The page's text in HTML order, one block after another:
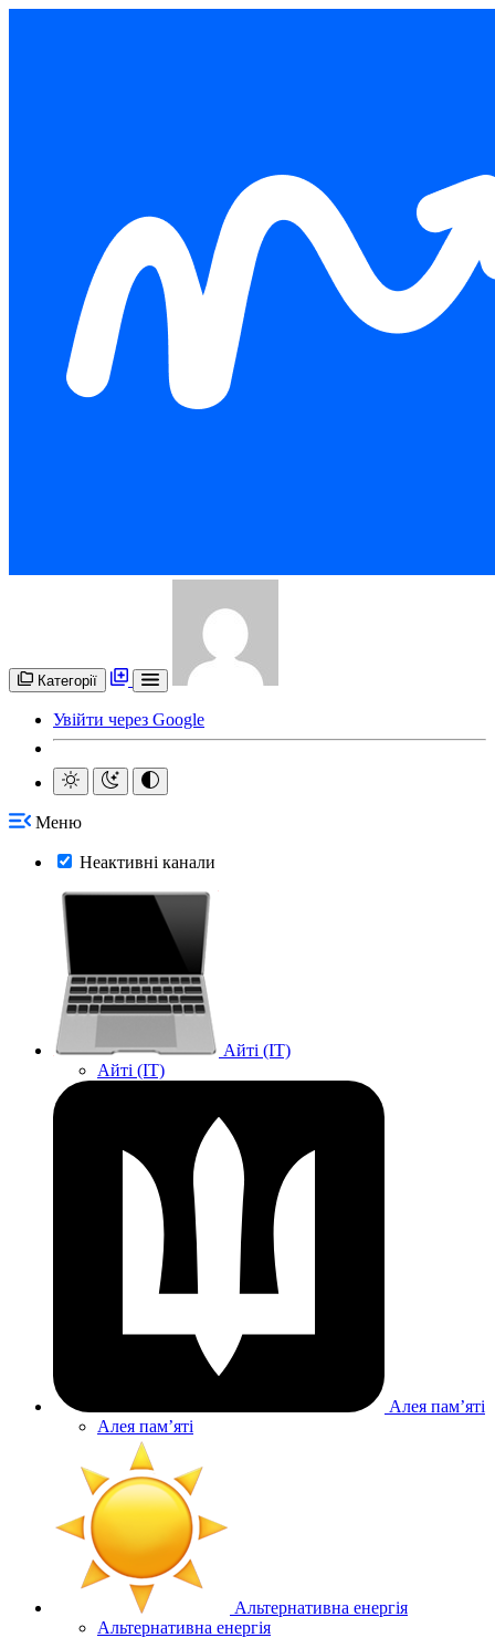
Категорії
Увійти через Google
Меню
Неактивні канали
Айті (IT)
Айті (IT)
Алея памʼяті
Алея памʼяті
Альтернативна енергія
Альтернативна енергія